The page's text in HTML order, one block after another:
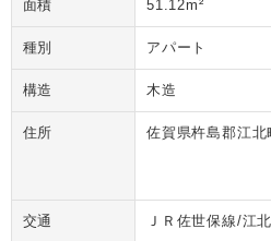
面積 51.12m²
種別 アパート
構造 木造
住所 佐賀県杵島郡江北
交通 ＪＲ佐世保線/江